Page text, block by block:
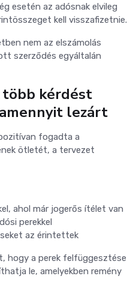
esetén az adósnak elvileg
kell visszafizetnie.
nem az elszámolás
szerződés egyáltalán
kérdést
lezárt
fogadta a
ötletét, a tervezet
ahol már jogerős ítélet van
perekkel
az érintettek
hogy a perek felfüggesztése
le, amelyekben remény